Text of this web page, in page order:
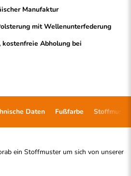
Manufaktur
mit Wellenunterfederung
kostenfreie Abholung bei
Daten Fußfarbe Stoffmuster
ein Stoffmuster um sich von unserer